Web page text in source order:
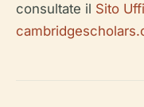
consultate il Sito